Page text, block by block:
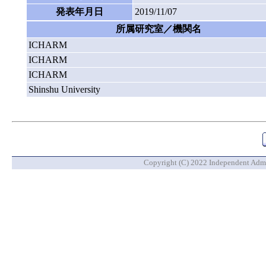
発表年月日
2019/11/07
所属研究室／機関名
ICHARM
ICHARM
ICHARM
Shinshu University
Copyright (C) 2022 Independent